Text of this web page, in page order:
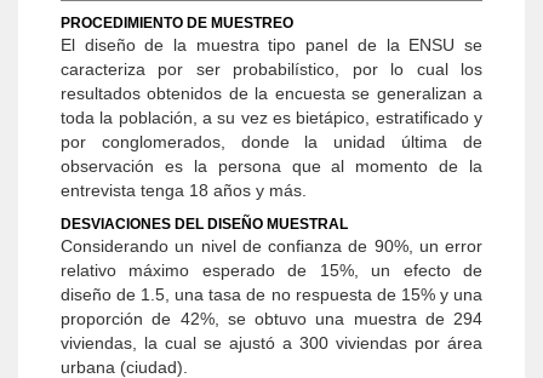
PROCEDIMIENTO DE MUESTREO
El diseño de la muestra tipo panel de la ENSU se
caracteriza por ser probabilístico, por lo cual los
resultados obtenidos de la encuesta se generalizan a
toda la población, a su vez es bietápico, estratificado y
por conglomerados, donde la unidad última de
observación es la persona que al momento de la
entrevista tenga 18 años y más.
DESVIACIONES DEL DISEÑO MUESTRAL
Considerando un nivel de confianza de 90%, un error
relativo máximo esperado de 15%, un efecto de
diseño de 1.5, una tasa de no respuesta de 15% y una
proporción de 42%, se obtuvo una muestra de 294
viviendas, la cual se ajustó a 300 viviendas por área
urbana (ciudad).